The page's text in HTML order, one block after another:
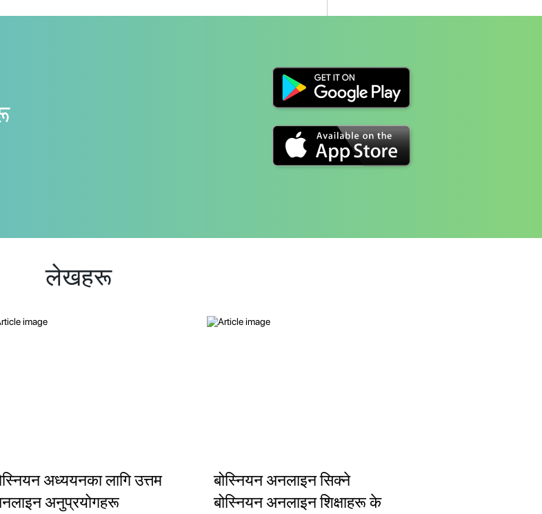
लेखहरू
अध्ययनका लागि उत्तम
अनुप्रयोगहरू
बोस्नियन अनलाइन सिक्ने
बोस्नियन अनलाइन शिक्षाहरू के